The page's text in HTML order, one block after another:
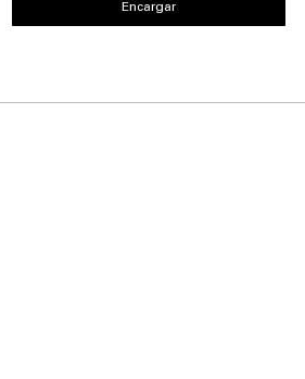
Encargar